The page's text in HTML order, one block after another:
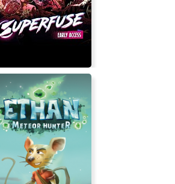
Blood Moon
Superfuse